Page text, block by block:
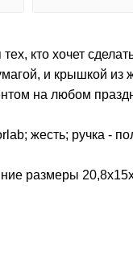
кто хочет
и крышкой
на любом
жесть; ручка -
размеры